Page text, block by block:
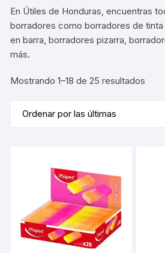
En Útiles de Honduras, encuentras
borradores como borradores de
en barra, borradores pizarra,
más.
Mostrando 1–18 de 25 resultados